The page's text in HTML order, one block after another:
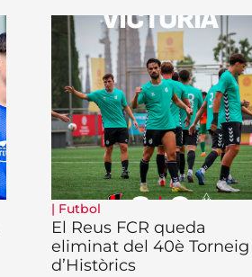
| Futbol
El Reus FCR queda
eliminat del 40è Torneig
d’Històrics